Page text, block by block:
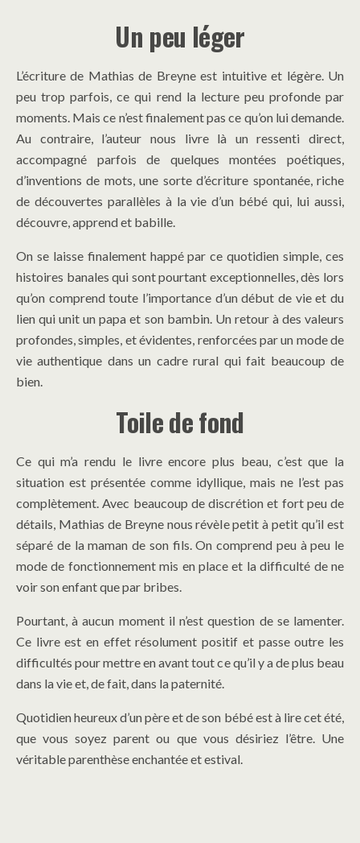
Un peu léger
L’écriture de Mathias de Breyne est intuitive et légère. Un
peu trop parfois, ce qui rend la lecture peu profonde par
moments. Mais ce n’est finalement pas ce qu’on lui demande.
Au contraire, l’auteur nous livre là un ressenti direct,
accompagné parfois de quelques montées poétiques,
d’inventions de mots, une sorte d’écriture spontanée, riche
de découvertes parallèles à la vie d’un bébé qui, lui aussi,
découvre, apprend et babille.
On se laisse finalement happé par ce quotidien simple, ces
histoires banales qui sont pourtant exceptionnelles, dès lors
qu’on comprend toute l’importance d’un début de vie et du
lien qui unit un papa et son bambin. Un retour à des valeurs
profondes, simples, et évidentes, renforcées par un mode de
vie authentique dans un cadre rural qui fait beaucoup de
bien.
Toile de fond
Ce qui m’a rendu le livre encore plus beau, c’est que la
situation est présentée comme idyllique, mais ne l’est pas
complètement. Avec beaucoup de discrétion et fort peu de
détails, Mathias de Breyne nous révèle petit à petit qu’il est
séparé de la maman de son fils. On comprend peu à peu le
mode de fonctionnement mis en place et la difficulté de ne
voir son enfant que par bribes.
Pourtant, à aucun moment il n’est question de se lamenter.
Ce livre est en effet résolument positif et passe outre les
difficultés pour mettre en avant tout ce qu’il y a de plus beau
dans la vie et, de fait, dans la paternité.
Quotidien heureux d’un père et de son bébé est à lire cet été,
que vous soyez parent ou que vous désiriez l’être. Une
véritable parenthèse enchantée et estival.